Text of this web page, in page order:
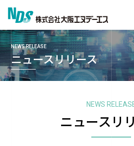
NEWS RELEASE
ニュースリリース
NEWS
ニュースリ